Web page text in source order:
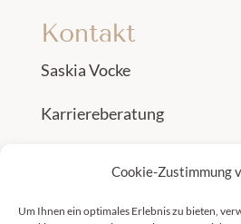
Cookie-Zustimmung
Um Ihnen ein optimales Erlebnis zu bieten,
Kontakt
Saskia Vocke
Karriereberatung